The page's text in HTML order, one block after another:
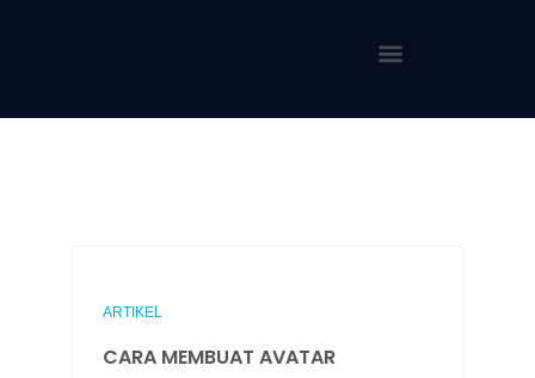
ARTIKEL
CARA MEMBUAT AVATAR